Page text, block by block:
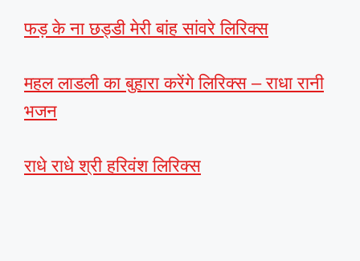
फड़ के ना छड्डी मेरी बांह सांवरे लिरिक्स
महल लाडली का बुहारा करेंगे लिरिक्स – राधा रानी
भजन
राधे राधे श्री हरिवंश लिरिक्स